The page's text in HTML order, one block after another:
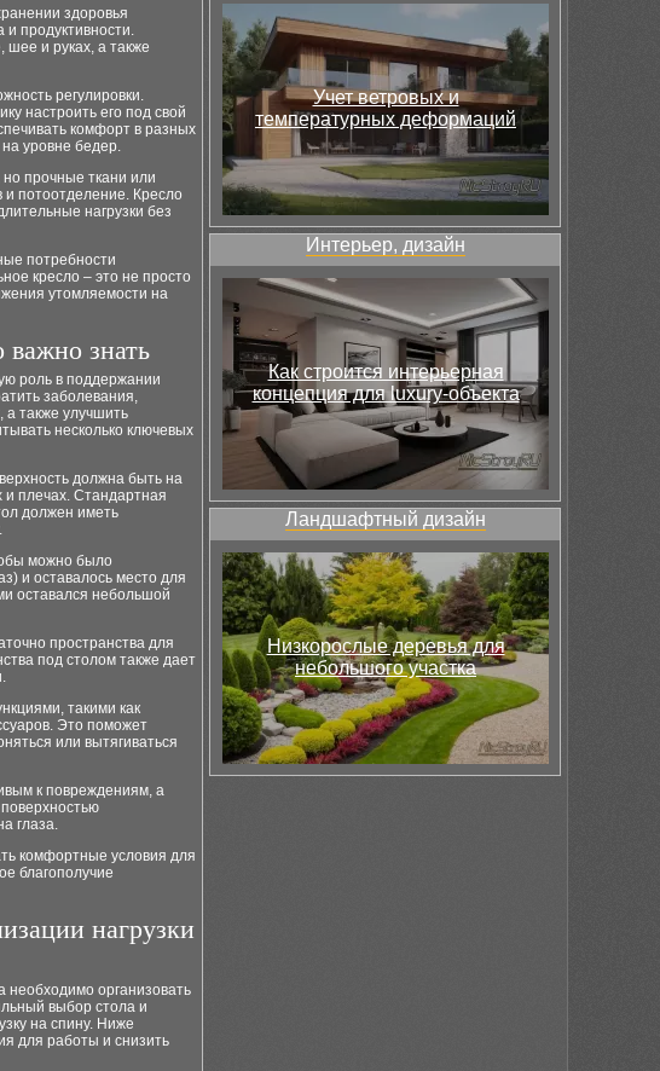
здоровья
продуктивности.
шее и руках, а также
регулировки.
настроить его под свой
комфорт в разных
уровне бедер.
но прочные ткани или
потоотделение. Кресло
нагрузки без
потребности
кресло – это не просто
утомляемости на
важно знать
роль в поддержании
заболевания,
а также улучшить
несколько ключевых
должна быть на
и плечах. Стандартная
должен иметь
можно было
и оставалось место для
оставался небольшой
пространства для
под столом также дает
такими как
Это поможет
или вытягиваться
к повреждениям, а
глаза.
комфортные условия для
благополучие
нагрузки
необходимо организовать
выбор стола и
на спину. Ниже
для работы и снизить
Учет ветровых и
температурных деформаций
Интерьер, дизайн
Как строится интерьерная
концепция для luxury-объекта
Ландшафтный дизайн
Низкорослые деревья для
небольшого участка